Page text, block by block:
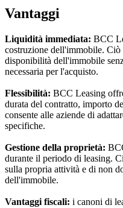
Vantaggi
Liquidità immediata: BCC
costruzione dell'immobile. Ciò
disponibilità dell'immobile
necessaria per l'acquisto.
Flessibilità: BCC Leasing
durata del contratto, importo
consente alle aziende di
specifiche.
Gestione della proprietà:
durante il periodo di leasing.
sulla propria attività e di non
dell'immobile.
Vantaggi fiscali: i canoni di